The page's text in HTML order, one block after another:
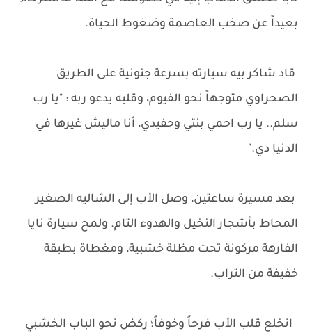
بعيداً عن صخب العاصمة وضغوط الحياة.
قاد شاكر بيه سيارته بسرعة جنونية على الطريق
الصحراوي متوجهاً نحو الفيوم، وقلبه يدعو ربه : "يا رب
سلم.. يا رب احمي بنتي وحفيدي، أنا ماليش غيرها في
الدنيا دي."
بعد مسيرة ساعتين، وصل الأب إلى الشاليه الصغير
المحاط بأشجار النخيل والهدوء التام. ولمح سيارة نايا
الفارهة مركونة تحت مظلة خشبية، ومغطاة بطبقة
خفيفة من التراب.
انخلع قلب الأب فرحاً وخوفاً؛ ركض نحو الباب الخشبي